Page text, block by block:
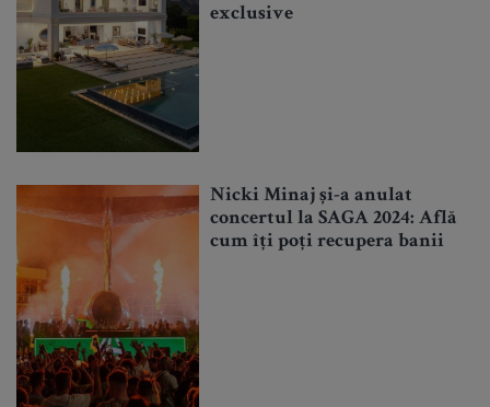
exclusive
Nicki Minaj și-a anulat
concertul la SAGA 2024: Află
cum îți poți recupera banii